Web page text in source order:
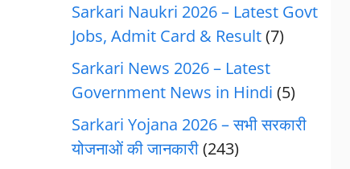
Sarkari Naukri 2026 – Latest Govt
Jobs, Admit Card & Result(7)
Sarkari News 2026 – Latest
Government News in Hindi (5)
Sarkari Yojana 2026 – सभी सरकारी
योजनाओं की जानकारी(243)